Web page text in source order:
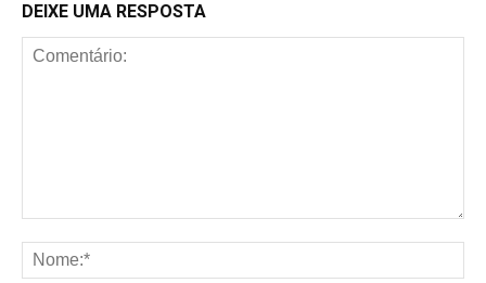
DEIXE UMA RESPOSTA